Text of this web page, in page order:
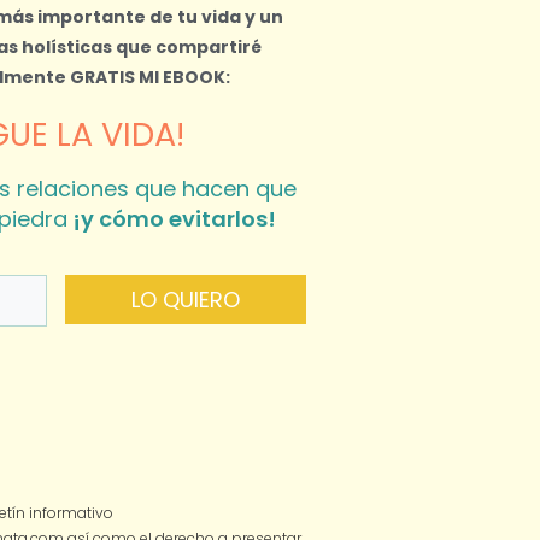
importante de tu vida y un
holísticas que compartiré
GRATIS MI EBOOK:
LA VIDA!
relaciones que hacen que
¡y cómo evitarlos!
LO QUIERO
informativo